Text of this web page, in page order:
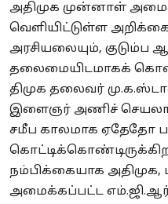
அதிமுக முன்னாள்
வெளியிட்டுள்ள
அரசியலையும், குடும்ப
தலைமையிடமாகக்
திமுக தலைவர்
இளைஞர் அணிச்
சமீப காலமாக ஏதேதோ
நம்பிக்கையாக
அமைக்கப்பட்ட